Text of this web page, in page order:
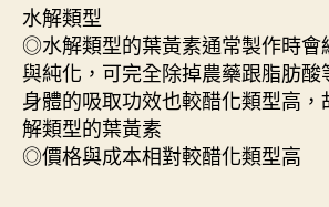
水解類型
◎水解類型的葉黃素通常製作時會
與純化，可完全除掉農藥跟脂肪
身體的吸取功效也較醋化類型高
解類型的葉黃素
◎價格與成本相對較醋化類型高